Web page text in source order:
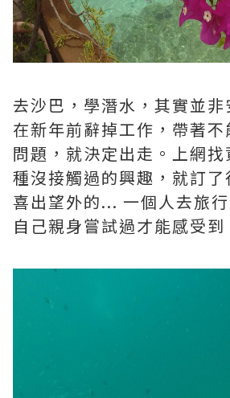
去沙巴，學潛水，其實並
在新年前辭掉工作，帶著
問題，就決定出走。上網
種沒接觸過的興趣，就訂
喜出望外的... 一個人去旅
自己親身嘗試過才能感受到